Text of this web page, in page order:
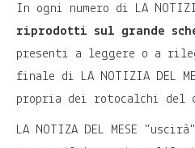
In ogni numero di LA
riprodotti sul grande
presenti a leggere o a
finale di LA NOTIZIA DEL
propria dei rotocalchi del
LA NOTIZA DEL MESE